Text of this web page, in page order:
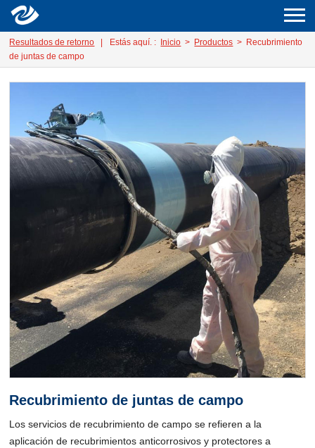
Resultados de retorno Estás aquí. : Inicio > Productos > Recubrimiento
de juntas de campo
Recubrimiento de juntas de campo
Los servicios de recubrimiento de campo se refieren a la
aplicación de recubrimientos anticorrosivos y protectores a